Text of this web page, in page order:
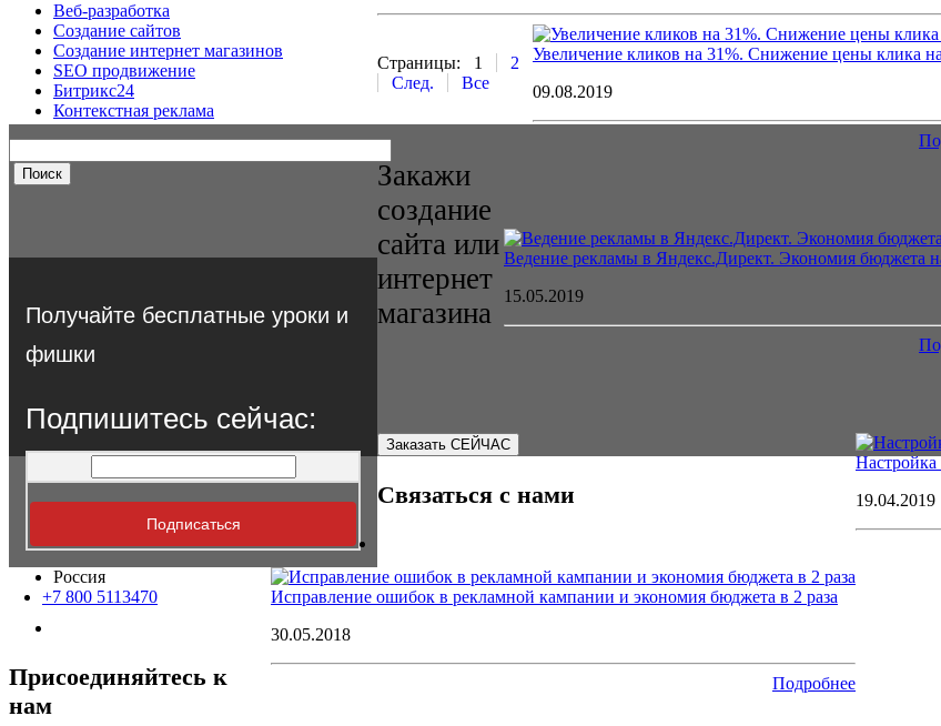
Веб-разработка
Создание сайтов
Создание интернет магазинов
SEO продвижение
Битрикс24
Контекстная реклама
Получайте бесплатные уроки и
фишки
Подпишитесь сейчас:
Увеличение кликов на 31%. Снижение цены клика
09.08.2019
Ведение рекламы в Яндекс.Директ. Экономия бюджета
15.05.2019
Настройка
19.04.2019
Исправление ошибок в рекламной кампании и экономия бюджета в 2 раза
30.05.2018
Подробнее
Страницы: 1
2
След.
Все
Закажи
создание
сайта или
интернет
магазина
Заказать СЕЙЧАС
Связаться с нами
Россия
+7 800 5113470
Присоединяйтесь к
нам